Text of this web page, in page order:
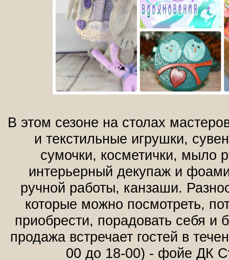
В этом сезоне на столах
и текстильные игрушки,
сумочки, косметички, мыло
интерьерный декупаж и
ручной работы, канзаши.
которые можно посмотреть,
приобрести, порадовать себя и
продажа встречает гостей в
00 до 18-00) - фойе ДК